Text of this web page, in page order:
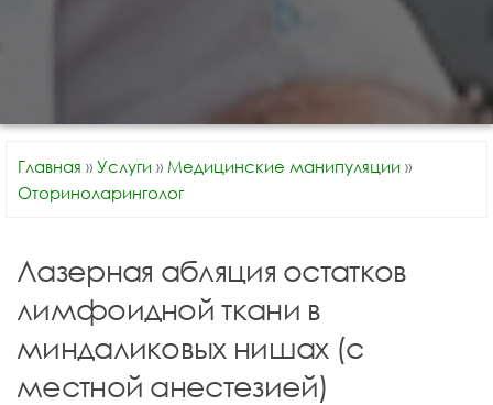
Главная » Услуги » Медицинские манипуляции »
Оториноларинголог
Лазерная абляция остатков
лимфоидной ткани в
миндаликовых нишах (с
местной анестезией)